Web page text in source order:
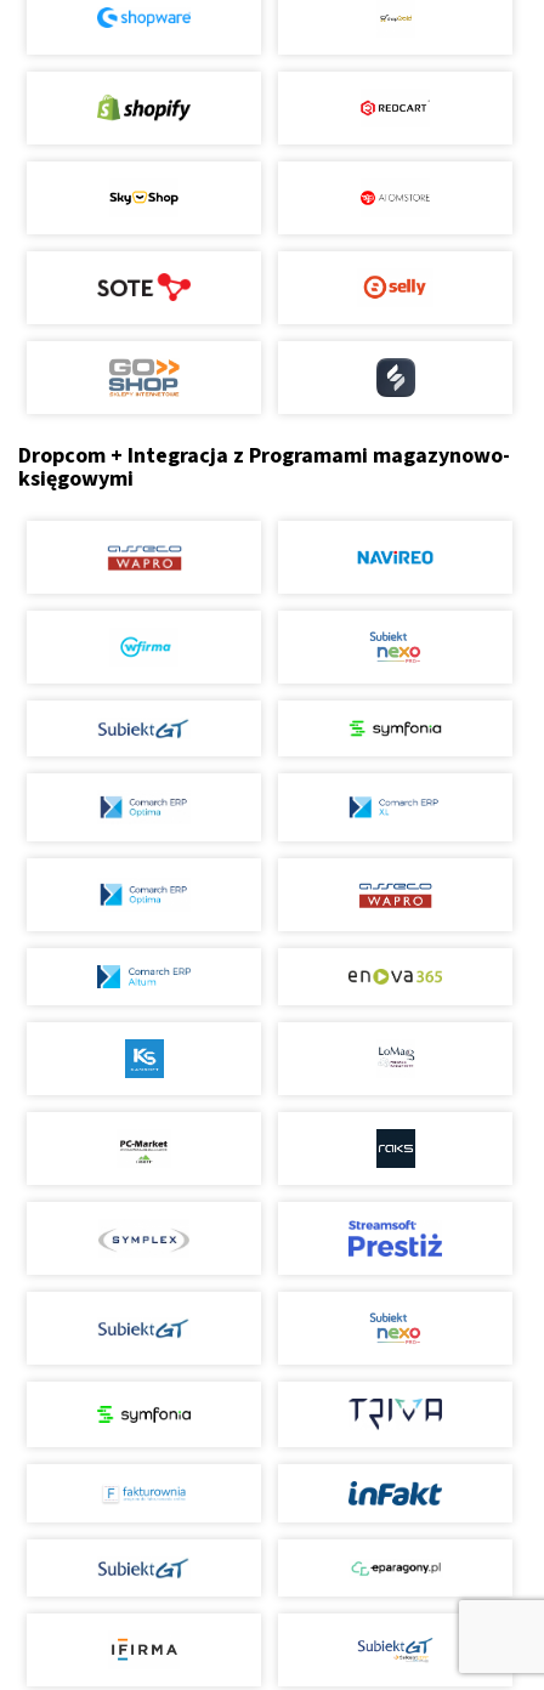
Dropcom + Integracja z Programami magazynowo-
księgowymi